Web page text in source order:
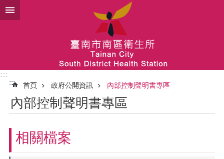
跳到主要內容區塊
:::
:::
首頁 政府公開資訊 內部控制聲明書專區
內部控制聲明書專區
相關檔案